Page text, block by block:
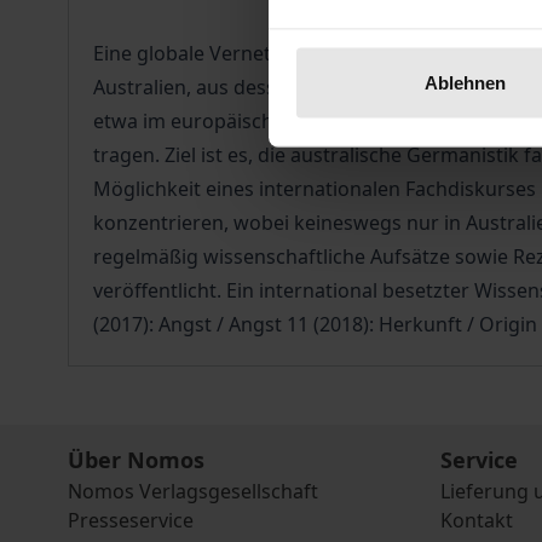
Ablehnen
Eine globale Vernetzung ist für die Profilierung
Australien, aus dessen geostrategischer Lage
etwa im europäischen Raum. Diesem
tragen. Ziel ist es, die australische Germanistik
Möglichkeit eines internationalen
konzentrieren, wobei keineswegs nur in
regelmäßig wissenschaftliche Aufsätze sowie
veröffentlicht. Ein international besetzter
(2017): Angst / Angst 11 (2018): Herkunft /
Über Nomos
Nomos Verlagsgesellschaft
Presseservice
Service
Lieferung
Kontakt